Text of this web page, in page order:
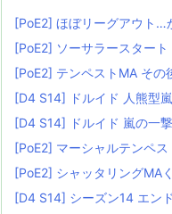
[PoE2] ほぼリーグアウト…
[PoE2] ソーサラースタート
[PoE2] テンペストMA その
[D4 S14] ドルイド 人熊型
[D4 S14] ドルイド 嵐の一
[PoE2] マーシャルテンペ
[PoE2] シャッタリングMA
[D4 S14] シーズン14 エン